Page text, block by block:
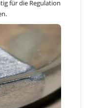
für die Regulation